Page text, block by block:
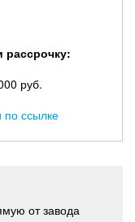
рассрочку:
руб.
по ссылке
от завода